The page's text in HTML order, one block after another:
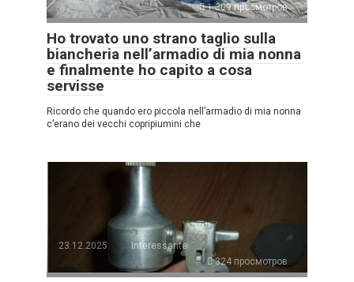
1.309 просмотров
Ho trovato uno strano taglio sulla
biancheria nell’armadio di mia nonna
e finalmente ho capito a cosa
servisse
Ricordo che quando ero piccola nell’armadio di mia nonna
c’erano dei vecchi copripiumini che
23.12.2025
Interessante
324 просмотров